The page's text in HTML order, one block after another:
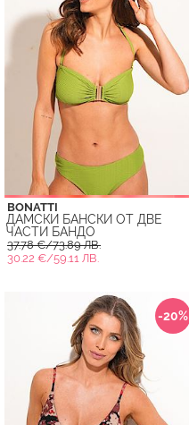
BONATTI
ДАМСКИ БАНСКИ ОТ ДВЕ
ЧАСТИ БАНДО
37.78 €/73.89 ЛВ.
30.22 €/59.11 ЛВ.
-20%